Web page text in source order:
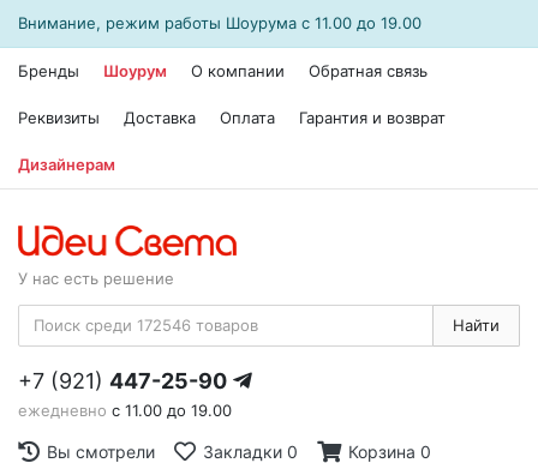
Внимание, режим работы Шоурума с 11.00 до 19.00
Бренды Шоурум О компании Обратная связь
Реквизиты Доставка Оплата Гарантия и возврат
Дизайнерам
У нас есть решение
Найти
+7 (921) 447-25-90
ежедневно с 11.00 до 19.00
Вы смотрели Закладки 0 Корзина 0